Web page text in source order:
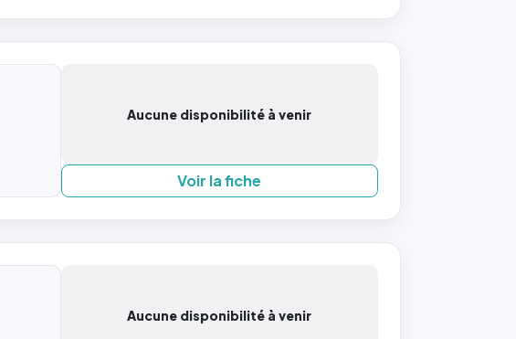
Aucune disponibilité à venir
Voir la fiche
Aucune disponibilité à venir